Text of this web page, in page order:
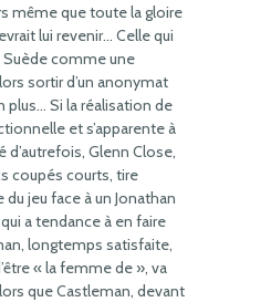
même que toute la gloire
lui revenir… Celle qui
comme une
sortir d’un anonymat
plus… Si la réalisation de
et s’apparente à
d’autrefois, Glenn Close,
coupés courts, tire
jeu face à un Jonathan
a tendance à en faire
longtemps satisfaite,
« la femme de », va
que Castleman, devant